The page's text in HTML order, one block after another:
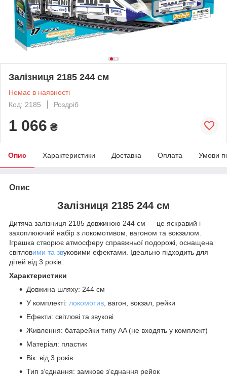
Залізниця 2185 244 см
Немає в наявності
Код: 2185
Роздріб
1 066 ₴
Опис Характеристики Доставка Оплата Умови
Опис
Залізниця 2185 244 см
Дитяча залізниця 2185 довжиною 244 см — це яскравий і
захоплюючий набір з локомотивом, вагоном та вокзалом.
Іграшка створює атмосферу справжньої подорожі, оснащена
світловими та звуковими ефектами. Ідеально підходить для
дітей від 3 років.
Характеристики
Довжина шляху: 244 см
У комплекті: локомотив, вагон, вокзал, рейки
Ефекти: світлові та звукові
Живлення: батарейки типу AA (не входять у комплект)
Матеріал: пластик
Вік: від 3 років
Тип з’єднання: замкове з’єднання рейок